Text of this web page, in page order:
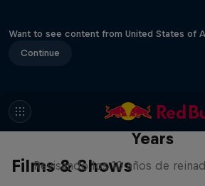
Want to see content from United States of
Continue
Films & Shows
Memories of CS:GO –
Years
Revisando los 10 años de